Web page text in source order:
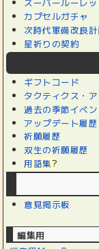
スーパールーレッ
カプセルガチャ
次時代軍備改良計
星祈りの契約
ギフトコード
タクティクス・
過去の季節イベン
アップデート履歴
祈願履歴
双生の祈願履歴
用語集?
意見掲示板
編集用